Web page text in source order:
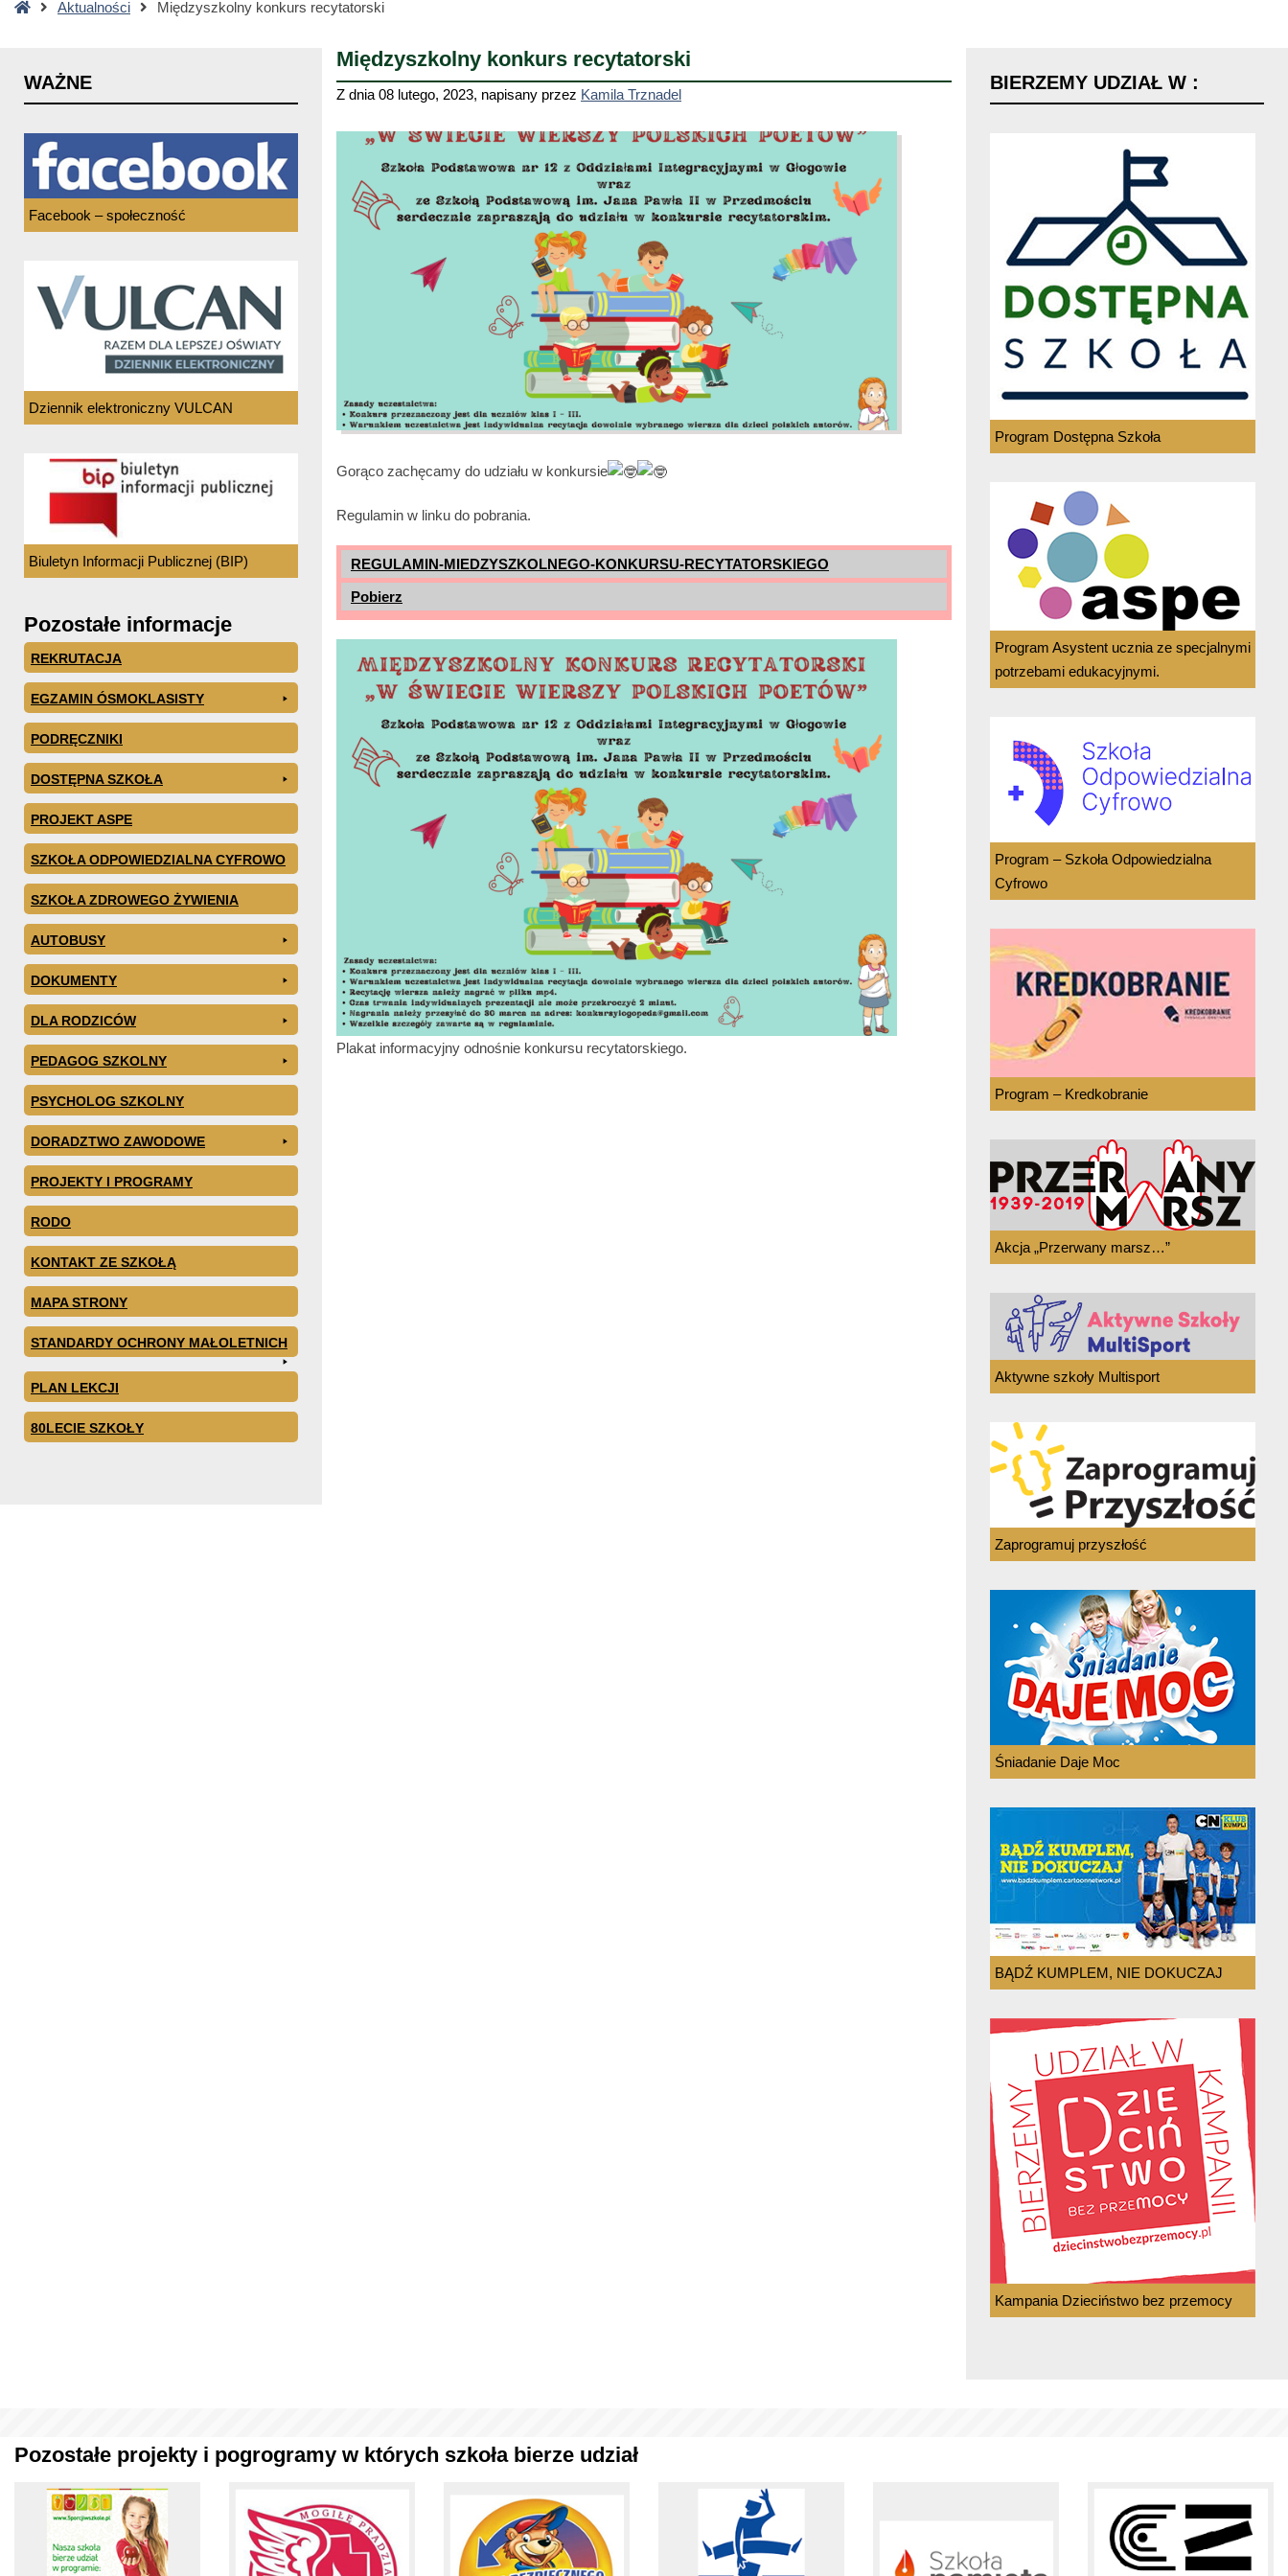
StronaAktualności Międzyszkolny konkurs recytatorski
Międzyszkolny konkurs recytatorski
Z dnia 08 lutego, 2023, napisany przez Kamila Trznadel
Gorąco zachęcamy do udziału w konkursie
Regulamin w linku do pobrania.
REGULAMIN-MIEDZYSZKOLNEGO-KONKURSU-RECYTATORSKIEGO
Pobierz
Plakat informacyjny odnośnie konkursu recytatorskiego.
WAŻNE
Facebook – społeczność
Dziennik elektroniczny VULCAN
Biuletyn Informacji Publicznej (BIP)
Pozostałe informacje
REKRUTACJA
EGZAMIN ÓSMOKLASISTY
PODRĘCZNIKI
DOSTĘPNA SZKOŁA
PROJEKT ASPE
SZKOŁA ODPOWIEDZIALNA CYFROWO
SZKOŁA ZDROWEGO ŻYWIENIA
AUTOBUSY
DOKUMENTY
DLA RODZICÓW
PEDAGOG SZKOLNY
PSYCHOLOG SZKOLNY
DORADZTWO ZAWODOWE
PROJEKTY I PROGRAMY
RODO
KONTAKT ZE SZKOŁĄ
MAPA STRONY
STANDARDY OCHRONY MAŁOLETNICH
PLAN LEKCJI
80LECIE SZKOŁY
BIERZEMY UDZIAŁ W :
Program Dostępna Szkoła
Program Asystent ucznia ze specjalnymi
potrzebami edukacyjnymi.
Program – Szkoła Odpowiedzialna
Cyfrowo
Program – Kredkobranie
Akcja „Przerwany marsz…”
Aktywne szkoły Multisport
Zaprogramuj przyszłość
Śniadanie Daje Moc
BĄDŹ KUMPLEM, NIE DOKUCZAJ
Kampania Dzieciństwo bez przemocy
Pozostałe projekty i pogrogramy w których szkoła bierze udział